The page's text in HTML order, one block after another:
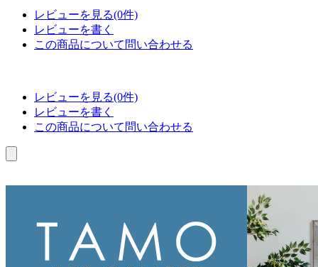
レビューを見る(0件)
レビューを書く
この商品について問い合わせる
レビューを見る(0件)
レビューを書く
この商品について問い合わせる